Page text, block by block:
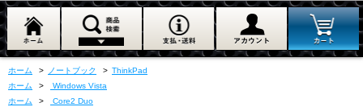
ホーム > ノートブック > ThinkPad
ホーム
>
Windows Vista
ホーム
>
Core2 Duo